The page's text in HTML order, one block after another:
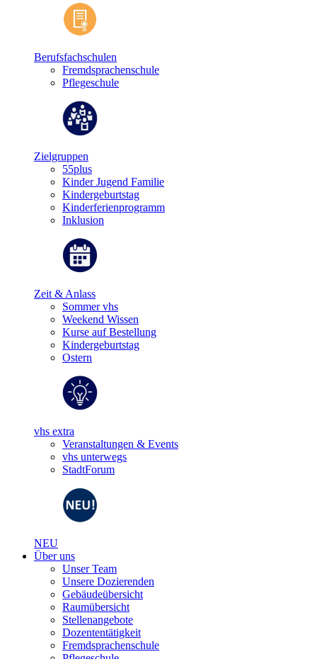
Berufsfachschulen
Fremdsprachenschule
Pflegeschule
Zielgruppen
55plus
Kinder Jugend Familie
Kindergeburtstag
Kinderferienprogramm
Inklusion
Zeit & Anlass
Sommer vhs
Weekend Wissen
Kurse auf Bestellung
Kindergeburtstag
Ostern
vhs extra
Veranstaltungen & Events
vhs unterwegs
StadtForum
NEU
Über uns
Unser Team
Unsere Dozierenden
Gebäudeübersicht
Raumübersicht
Stellenangebote
Dozententätigkeit
Fremdsprachenschule